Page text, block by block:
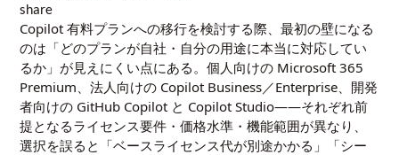
share
Copilot 有料プランへの移行を検討する際、最初の壁になる
のは「どのプランが自社・自分の用途に本当に対応してい
るか」が見えにくい点にある。個人向けの Microsoft 365
Premium、法人向けの Copilot Business／Enterprise、開発
者向けの GitHub Copilot と Copilot Studio——それぞれ前
提となるライセンス要件・価格水準・機能範囲が異なり、
選択を誤ると「ベースライセンス代が別途かかる」「シー